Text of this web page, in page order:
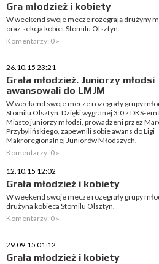
Gra młodzież i kobiety
W weekend swoje mecze rozegrają drużyny
oraz sekcja kobiet Stomilu Olsztyn.
Komentarzy: 0 »
26.10.15 23:21
Grała młodzież. Juniorzy młodsi
awansowali do LMJM
W weekend swoje mecze rozegrały grupy
Stomilu Olsztyn. Dzięki wygranej 3:0 z DKS-em
Miasto juniorzy młodsi, prowadzeni przez
Przybylińskiego, zapewnili sobie awans do Ligi
Makroregionalnej Juniorów Młodszych.
Komentarzy: 0 »
12.10.15 12:02
Grała młodzież i kobiety
W weekend swoje mecze rozegrały grupy
drużyna kobieca Stomilu Olsztyn.
Komentarzy: 0 »
29.09.15 01:12
Grała młodzież i kobiety